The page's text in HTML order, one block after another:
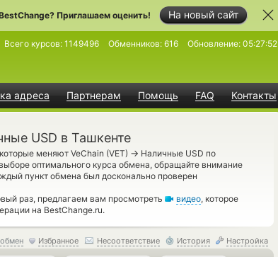
На новый сайт
Приглашаем оценить!
адреса Партнерам Помощь FAQ Контакты
Всего курсов: 1149496 Обменников: 616 Обновление: 05:27:52
USD в Ташкенте
меняют VeChain (VET) → Наличные USD по
оптимального курса обмена, обращайте внимание
пункт обмена был досконально проверен
раз, предлагаем вам просмотреть
видео, которое
на BestChange.ru.
Избранное Несоответствие История Настройка